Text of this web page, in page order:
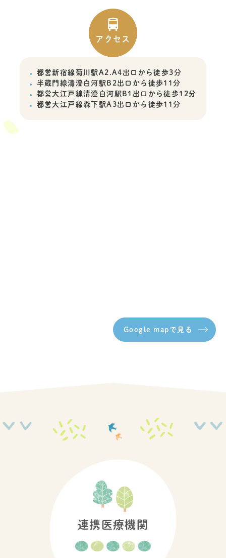
アクセス
都営新宿線菊川駅A2.A4出口から徒歩3分
半蔵門線清澄白河駅B2出口から徒歩11分
都営大江戸線清澄白河駅B1出口から徒歩12分
都営大江戸線森下駅A3出口から徒歩11分
Google mapで見る
連携医療機関